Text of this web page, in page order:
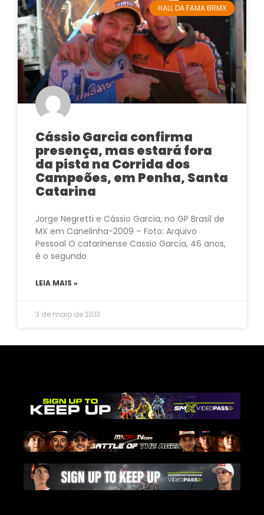
HALL DA FAMA BRMX
Cássio Garcia confirma
presença, mas estará fora
da pista na Corrida dos
Campeões, em Penha, Santa
Catarina
Jorge Negretti e Cássio Garcia, no GP Brasil de
MX em Canelinha-2009 – Foto: Arquivo
Pessoal O catarinense Cassio Garcia, 46 anos,
é o segundo
LEIA MAIS »
3 de maio de 2013